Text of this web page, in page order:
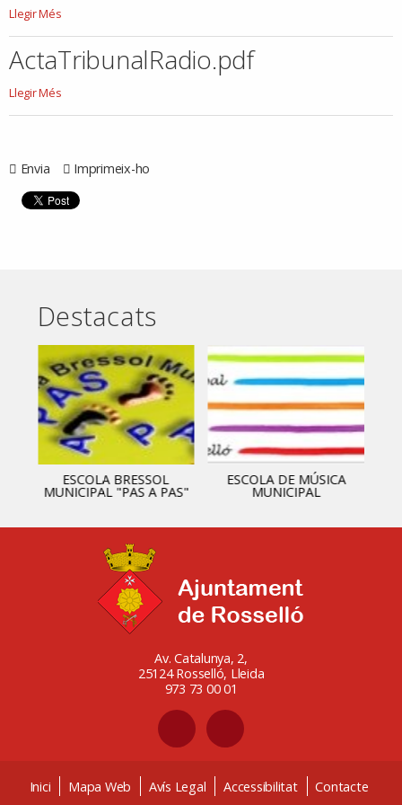
20211215_Resoluci_DECRET20210342decretdecontractaci.pdf
Llegir Més
ActaTribunalRadio.pdf
ActaTribunalRadio.pdf
Llegir Més
Envia Imprimeix-ho
Destacats
ESCOLA BRESSOL
MUNICIPAL "PAS A PAS"
ESCOLA DE MÚSICA
MUNICIPAL
Av. Catalunya, 2,
25124 Rosselló, Lleida
973 73 00 01
Inici Mapa Web Avís Legal Accessibilitat Contacte